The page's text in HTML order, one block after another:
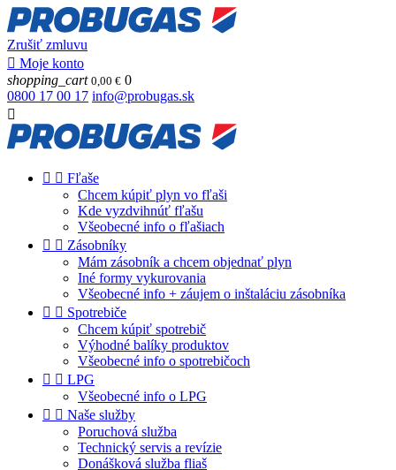
Zrušiť zmluvu
 Moje konto
shopping_cart 0,00 € 0
0800 17 00 17 info@probugas.sk

  Fľaše
Chcem kúpiť plyn vo fľaši
Kde vyzdvihnúť fľašu
Všeobecné info o fľašiach
  Zásobníky
Mám zásobník a chcem objednať plyn
Iné formy vykurovania
Všeobecné info + záujem o inštaláciu zásobníka
  Spotrebiče
Chcem kúpiť spotrebič
Výhodné balíky produktov
Všeobecné info o spotrebičoch
  LPG
Všeobecné info o LPG
  Naše služby
Poruchová služba
Technický servis a revízie
Donášková služba fliaš